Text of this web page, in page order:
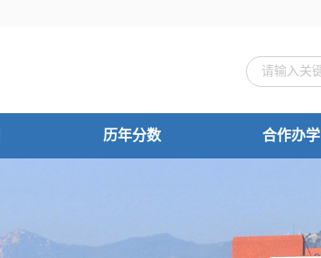
历年分数 合作办学